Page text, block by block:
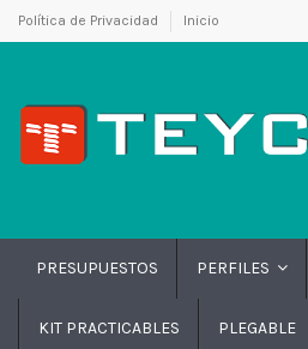
Política de Privacidad Inicio
PRESUPUESTOS PERFILES
KIT PRACTICABLES PLEGABLE